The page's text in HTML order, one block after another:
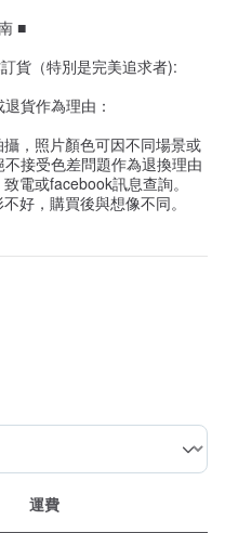
■
貨（特別是完美追求者):
貨作為理由：
，照片顏色可因不同場景或
接受色差問題作為退換理由
電或facebook訊息查詢。
好，購買後與想像不同。
運費